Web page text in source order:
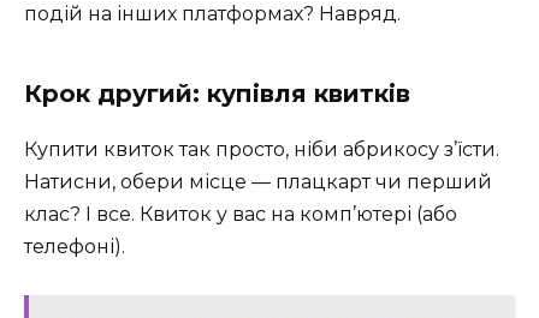
подій на інших платформах? Навряд.
Крок другий: купівля квитків
Купити квиток так просто, ніби абрикосу з’їсти.
Натисни, обери місце — плацкарт чи перший
клас? І все. Квиток у вас на комп’ютері (або
телефоні).